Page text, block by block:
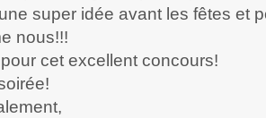
une super idée avant les fêtes et
nous!!!
cet excellent concours!